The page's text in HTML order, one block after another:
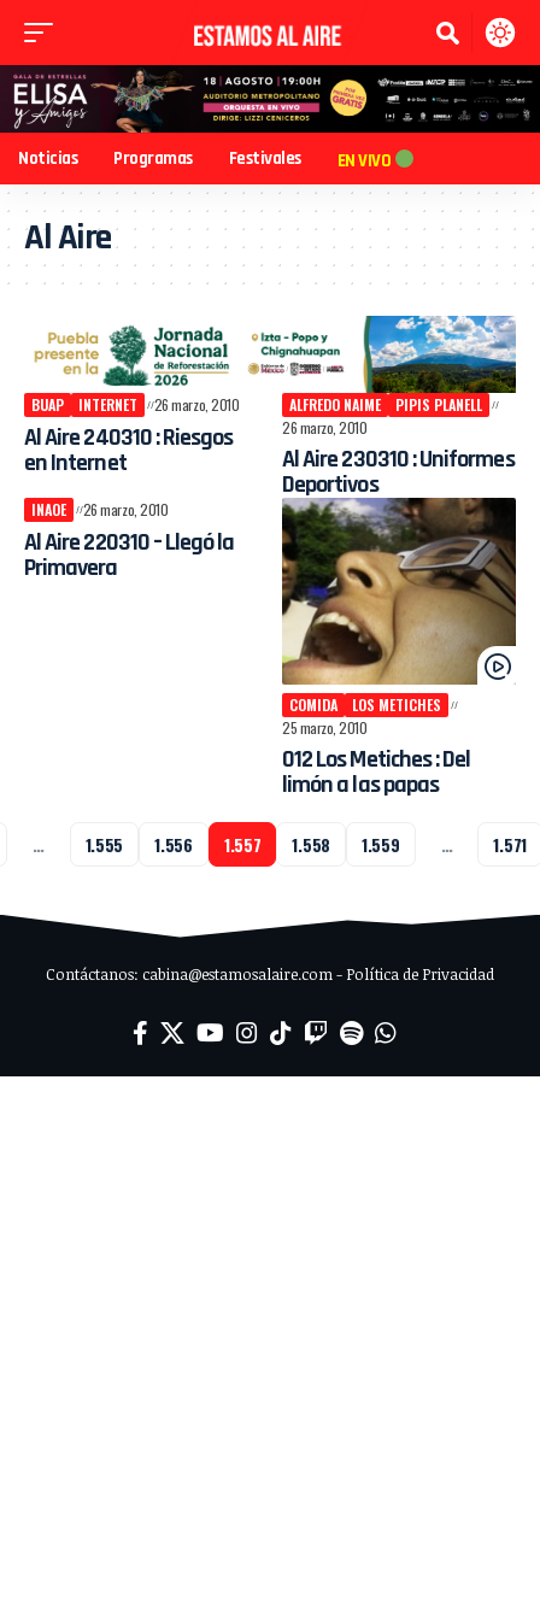
Noticias Programas Festivales EN VIVO
Al Aire
BUAP INTERNET 26 marzo, 2010
Al Aire 240310 : Riesgos
en Internet
ALFREDO NAIME
PIPIS PLANELL
26 marzo, 2010
Al Aire 230310 : Uniformes
Deportivos
INAOE 26 marzo, 2010
Al Aire 220310 – Llegó la
Primavera
COMIDA
LOS METICHES
25 marzo, 2010
012 Los Metiches : Del
limón a las papas
… 1.555 1.556 1.557 1.558 1.559 … 1.571
Contáctanos: cabina@estamosalaire.com - Política de Privacidad